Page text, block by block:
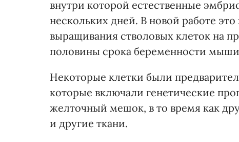
внутри которой естественные
нескольких дней. В новой работе
выращивания стволовых клеток на
половины срока беременности
Некоторые клетки были
которые включали генетические
желточный мешок, в то время как
и другие ткани.